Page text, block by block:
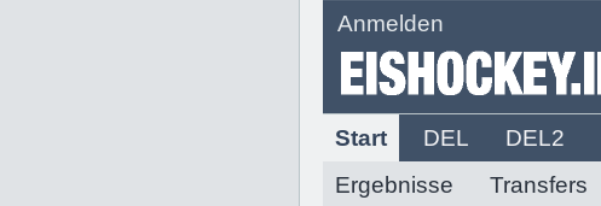
Anmelden
Start DEL DEL2
Ergebnisse
Transfers